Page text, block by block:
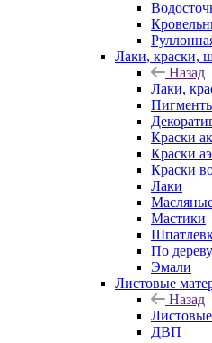
Лаки, краски,
Назад
Лаки,
Краски
Краски
Краски
Лаки
Мастики
По дереву
Эмали
Листовые
Назад
ДВП